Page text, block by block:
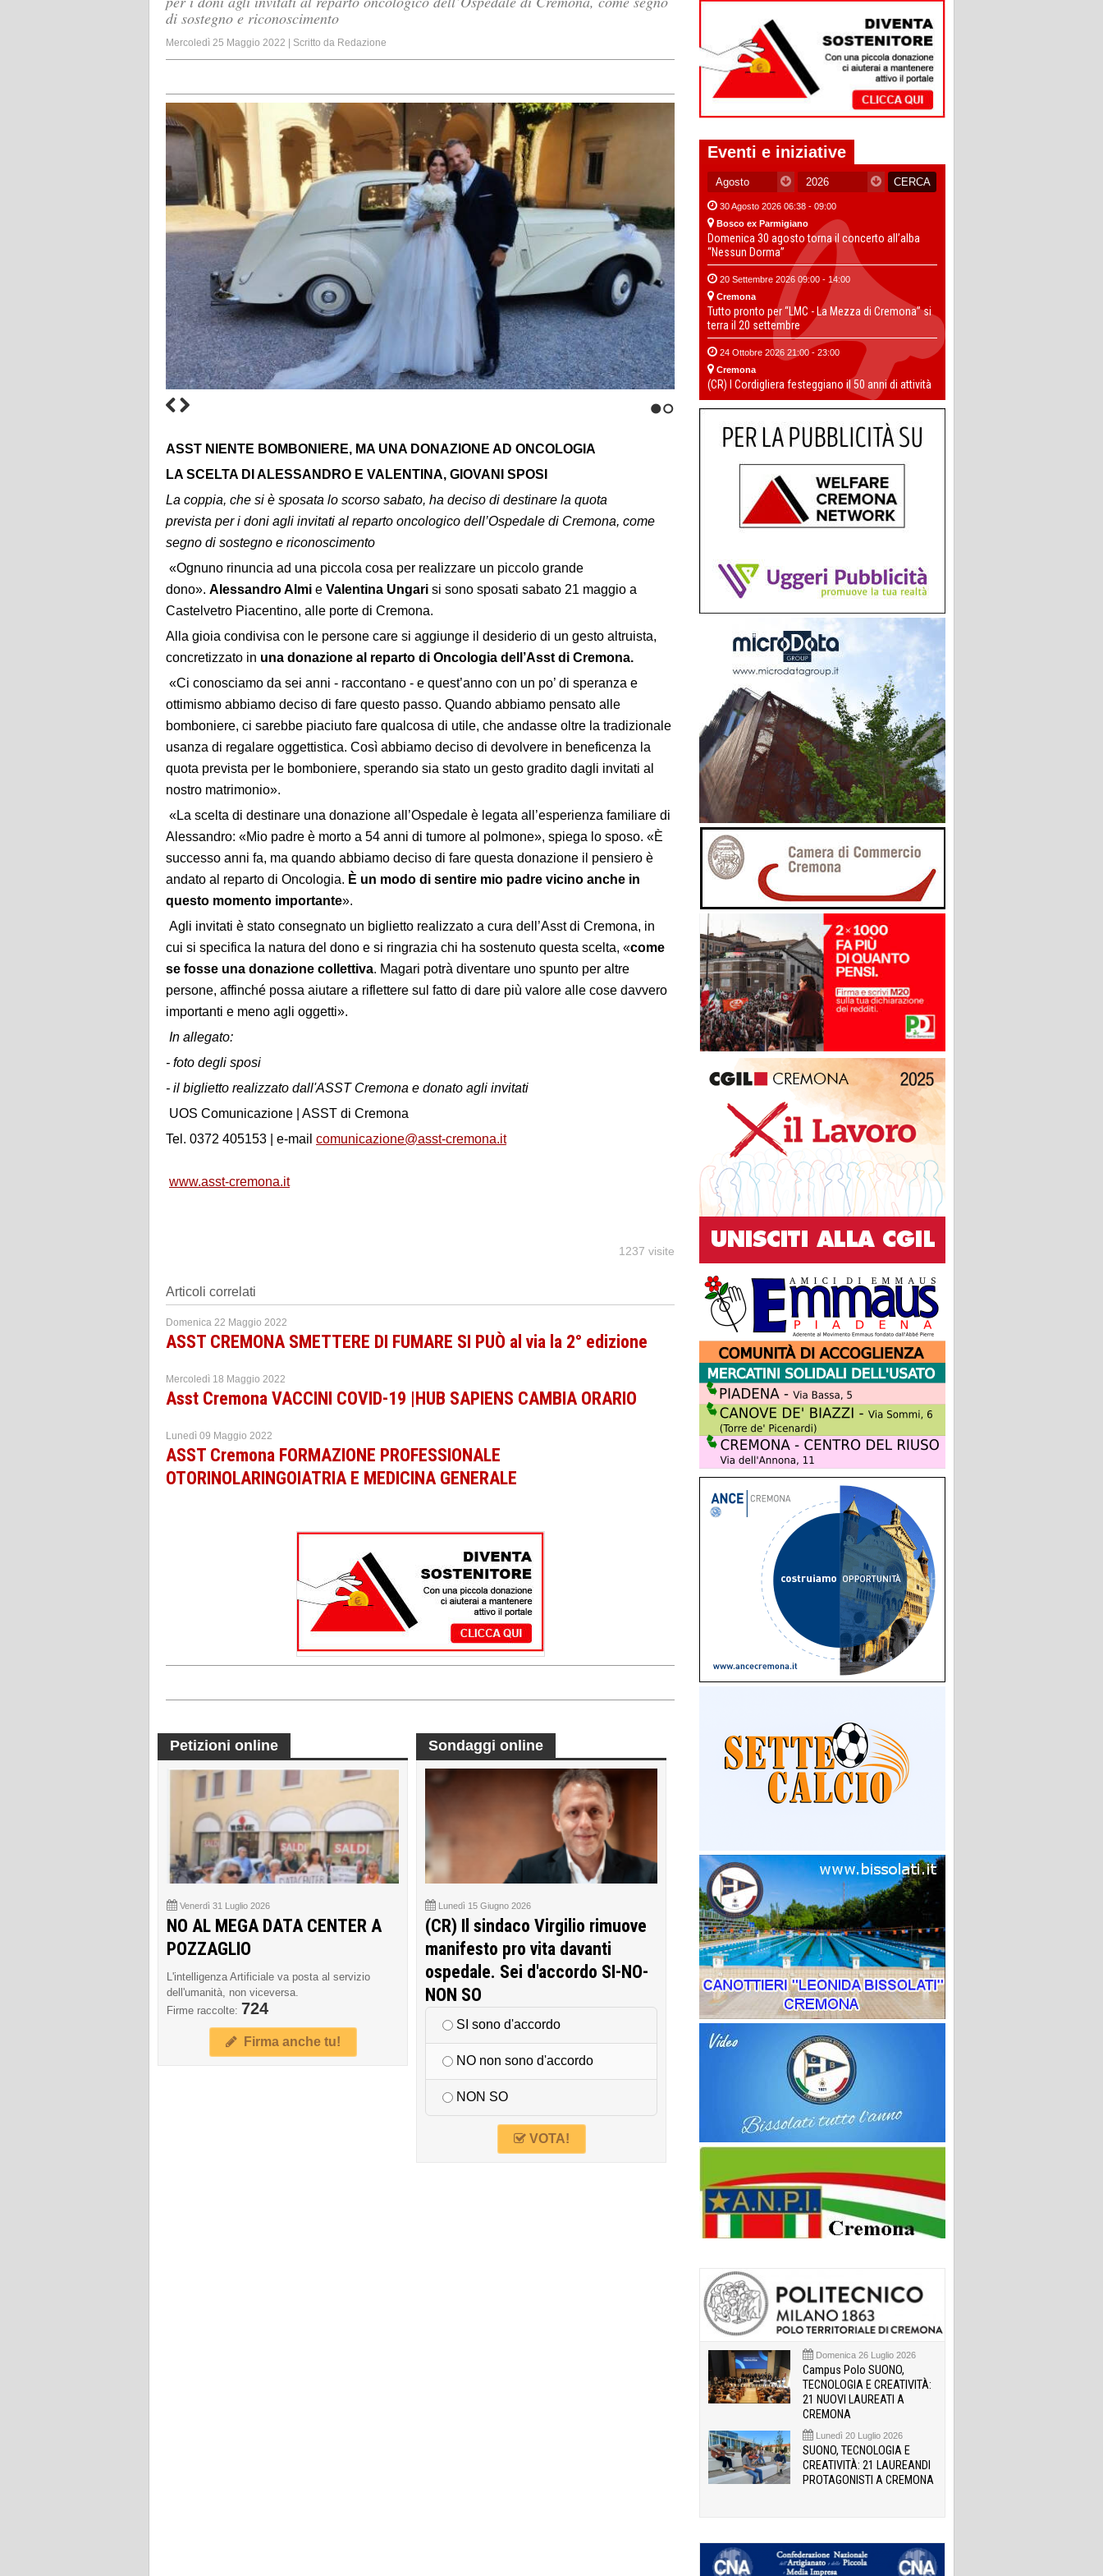
di sostegno e riconoscimento
Mercoledì 25 Maggio 2022 | Scritto da Redazione
ASST NIENTE BOMBONIERE, MA UNA DONAZIONE AD ONCOLOGIA
LA SCELTA DI ALESSANDRO E VALENTINA, GIOVANI SPOSI
La coppia, che si è sposata lo scorso sabato, ha deciso di destinare la quota
prevista per i doni agli invitati al reparto oncologico dell’Ospedale di Cremona, come
segno di sostegno e riconoscimento
«Ognuno rinuncia ad una piccola cosa per realizzare un piccolo grande
dono». Alessandro Almi e Valentina Ungari si sono sposati sabato 21 maggio a
Castelvetro Piacentino, alle porte di Cremona.
Alla gioia condivisa con le persone care si aggiunge il desiderio di un gesto altruista,
concretizzato in una donazione al reparto di Oncologia dell’Asst di Cremona.
«Ci conosciamo da sei anni - raccontano - e quest’anno con un po’ di speranza e
ottimismo abbiamo deciso di fare questo passo. Quando abbiamo pensato alle
bomboniere, ci sarebbe piaciuto fare qualcosa di utile, che andasse oltre la tradizionale
usanza di regalare oggettistica. Così abbiamo deciso di devolvere in beneficenza la
quota prevista per le bomboniere, sperando sia stato un gesto gradito dagli invitati al
nostro matrimonio».
«La scelta di destinare una donazione all’Ospedale è legata all’esperienza familiare di
Alessandro: «Mio padre è morto a 54 anni di tumore al polmone», spiega lo sposo. «È
successo anni fa, ma quando abbiamo deciso di fare questa donazione il pensiero è
andato al reparto di Oncologia. È un modo di sentire mio padre vicino anche in
questo momento importante».
Agli invitati è stato consegnato un biglietto realizzato a cura dell’Asst di Cremona, in
cui si specifica la natura del dono e si ringrazia chi ha sostenuto questa scelta, «come
se fosse una donazione collettiva. Magari potrà diventare uno spunto per altre
persone, affinché possa aiutare a riflettere sul fatto di dare più valore alle cose davvero
importanti e meno agli oggetti».
In allegato:
- foto degli sposi
- il biglietto realizzato dall'ASST Cremona e donato agli invitati
UOS Comunicazione | ASST di Cremona
Tel. 0372 405153 | e-mail comunicazione@asst-cremona.it
www.asst-cremona.it
1237 visite
Articoli correlati
Domenica 22 Maggio 2022
ASST CREMONA SMETTERE DI FUMARE SI PUÒ al via la 2° edizione
Mercoledì 18 Maggio 2022
Asst Cremona VACCINI COVID-19 |HUB SAPIENS CAMBIA ORARIO
Lunedì 09 Maggio 2022
ASST Cremona FORMAZIONE PROFESSIONALE
OTORINOLARINGOIATRIA E MEDICINA GENERALE
Petizioni online
Venerdì 31 Luglio 2026
NO AL MEGA DATA CENTER A
POZZAGLIO
L'intelligenza Artificiale va posta al servizio
dell'umanità, non viceversa.
Firme raccolte: 724
Firma anche tu!
Sondaggi online
Lunedì 15 Giugno 2026
(CR) Il sindaco Virgilio rimuove
manifesto pro vita davanti
ospedale. Sei d'accordo SI-NO-
NON SO
SI sono d'accordo
NO non sono d'accordo
NON SO
VOTA!
Eventi e iniziative
30 Agosto 2026 06:38 - 09:00
Bosco ex Parmigiano
Domenica 30 agosto torna il concerto all’alba
“Nessun Dorma”
20 Settembre 2026 09:00 - 14:00
Cremona
Tutto pronto per “LMC - La Mezza di Cremona” si
terra il 20 settembre
24 Ottobre 2026 21:00 - 23:00
Cremona
(CR) I Cordigliera festeggiano il 50 anni di attività
Domenica 26 Luglio 2026
Campus Polo SUONO,
TECNOLOGIA E CREATIVITÀ:
21 NUOVI LAUREATI A
CREMONA
Lunedì 20 Luglio 2026
SUONO, TECNOLOGIA E
CREATIVITÀ: 21 LAUREANDI
PROTAGONISTI A CREMONA